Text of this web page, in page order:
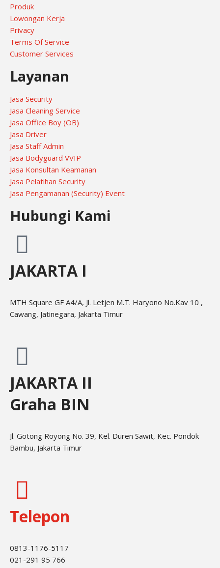
Produk
Lowongan Kerja
Privacy
Terms Of Service
Customer Services
Layanan
Jasa Security
Jasa Cleaning Service
Jasa Office Boy (OB)
Jasa Driver
Jasa Staff Admin
Jasa Bodyguard VVIP
Jasa Konsultan Keamanan
Jasa Pelatihan Security
Jasa Pengamanan (Security) Event
Hubungi Kami
JAKARTA I
MTH Square GF A4/A, Jl. Letjen M.T. Haryono No.Kav 10 ,
Cawang, Jatinegara, Jakarta Timur
JAKARTA II
Graha BIN
Jl. Gotong Royong No. 39, Kel. Duren Sawit, Kec. Pondok
Bambu, Jakarta Timur
Telepon
0813-1176-5117
021-291 95 766